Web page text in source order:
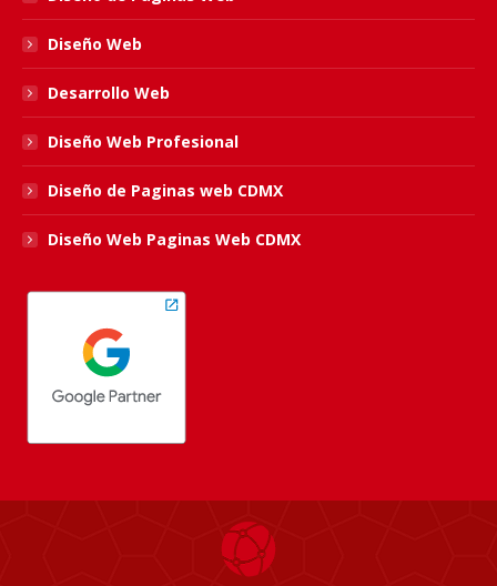
Diseño Web
Desarrollo Web
Diseño Web Profesional
Diseño de Paginas web CDMX
Diseño Web Paginas Web CDMX